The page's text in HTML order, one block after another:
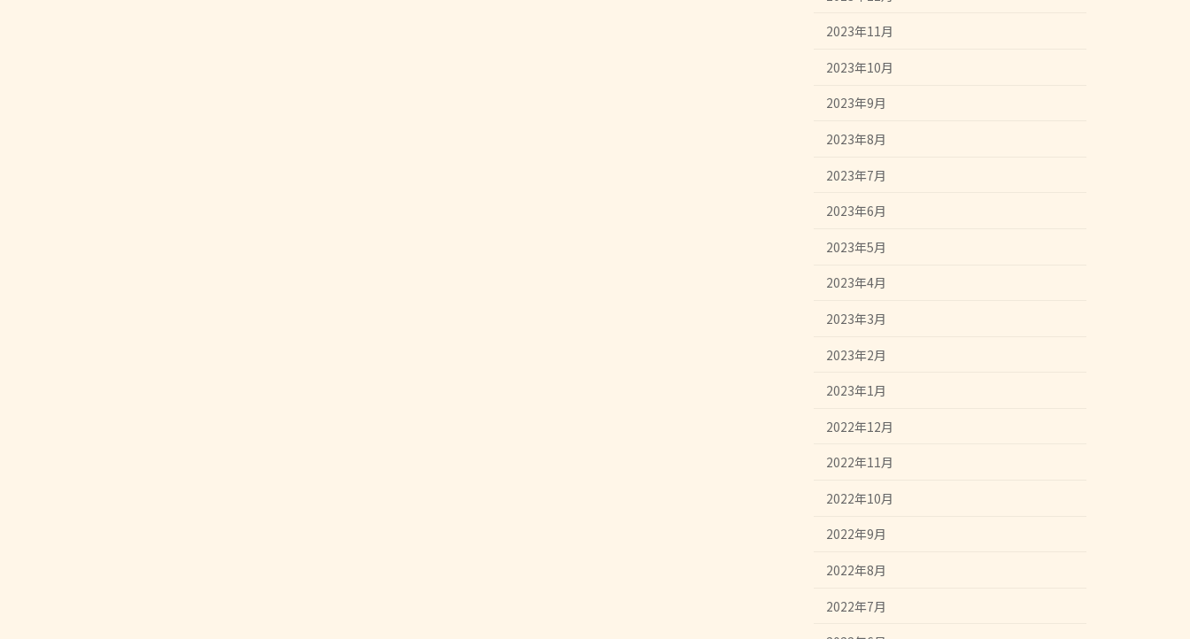
2023年11月
2023年10月
2023年9月
2023年8月
2023年7月
2023年6月
2023年5月
2023年4月
2023年3月
2023年2月
2023年1月
2022年12月
2022年11月
2022年10月
2022年9月
2022年8月
2022年7月